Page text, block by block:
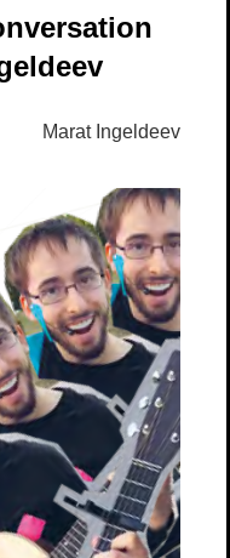
Marat Ingeldeev